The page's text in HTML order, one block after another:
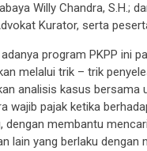
Willy Chandra, S.H.;
Kurator, serta
program PKPP ini
melalui trik – trik
analisis kasus bersama
wajib pajak ketika
dengan membantu
lain yang berlaku dengan